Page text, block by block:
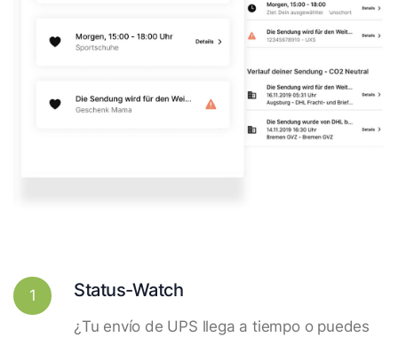
1 Status-Watch
¿Tu envío de UPS llega a tiempo o puedes